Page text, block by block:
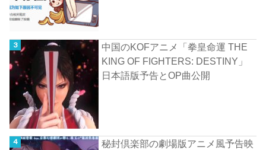
中国のKOFアニメ「拳皇命運 THE
KING OF FIGHTERS: DESTINY」
日本語版予告とOP曲公開
秘封倶楽部の劇場版アニメ風予告映